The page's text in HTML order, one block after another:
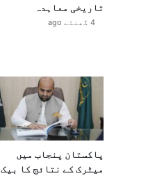
تاریخی معاہدہ
4 گھنٹے ago
پاکستان پنجاب میں
میٹرک کے نتائج کا بیک